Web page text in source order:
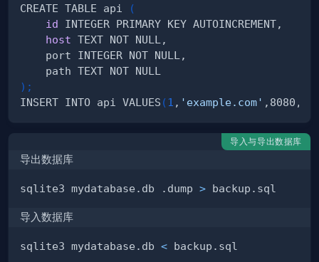
CREATE TABLE api
(
id
host
) ;
INSERT INTO api VALUES (1 , 'example.com' ,8080,
导入与导出数据库
导出数据库
sqlite3 mydatabase.db .dump >
导入数据库
sqlite3 mydatabase.db <